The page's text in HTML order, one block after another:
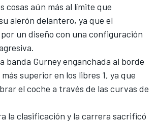
cosas aún más al límite que
alerón delantero, ya que el
un diseño con una configuración
banda Gurney enganchada al borde
superior en los libres 1, ya que
el coche a través de las curvas de
la clasificación y la carrera sacrificó